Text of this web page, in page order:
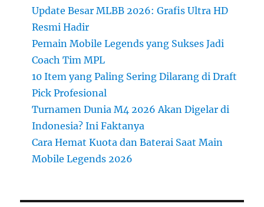
Update Besar MLBB 2026: Grafis Ultra HD
Resmi Hadir
Pemain Mobile Legends yang Sukses Jadi
Coach Tim MPL
10 Item yang Paling Sering Dilarang di Draft
Pick Profesional
Turnamen Dunia M4 2026 Akan Digelar di
Indonesia? Ini Faktanya
Cara Hemat Kuota dan Baterai Saat Main
Mobile Legends 2026